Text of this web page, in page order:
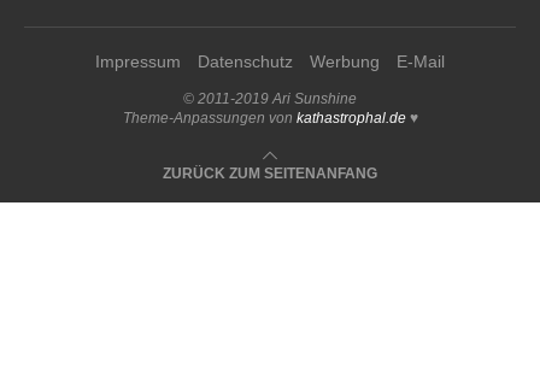
Impressum Datenschutz Werbung E-Mail
© 2011-2019 Ari Sunshine
Theme-Anpassungen von kathastrophal.de♥
ZURÜCK ZUM SEITENANFANG